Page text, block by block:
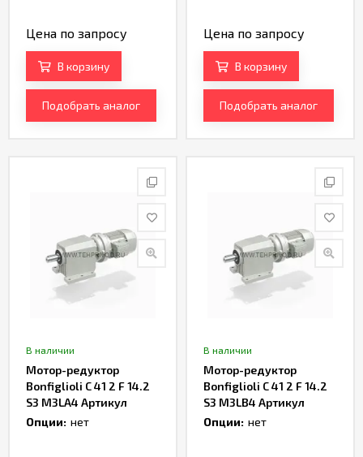
Цена по запросу
В корзину
Подобрать аналог
Цена по запросу
В корзину
Подобрать аналог
В наличии
Мотор-редуктор
Bonfiglioli C 41 2 F 14.2
S3 M3LA4 Артикул
TH163926
Опции: нет
В наличии
Мотор-редуктор
Bonfiglioli C 41 2 F 14.2
S3 M3LB4 Артикул
TH165072
Опции: нет